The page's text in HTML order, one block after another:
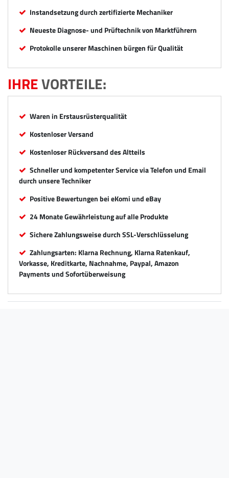
Instandsetzung durch zertifizierte Mechaniker
Neueste Diagnose- und Prüftechnik von Marktführern
Protokolle unserer Maschinen bürgen für Qualität
IHREVORTEILE:
Waren in Erstausrüsterqualität
Kostenloser Versand
Kostenloser Rückversand des Altteils
Schneller und kompetenter Service via Telefon und Email
durch unsere Techniker
Positive Bewertungen bei eKomi und eBay
24 Monate Gewährleistung auf alle Produkte
Sichere Zahlungsweise durch SSL-Verschlüsselung
Zahlungsarten: Klarna Rechnung, Klarna Ratenkauf,
Vorkasse, Kreditkarte, Nachnahme, Paypal, Amazon
Payments und Sofortüberweisung